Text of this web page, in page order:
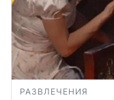
РАЗВЛЕЧЕНИЯ